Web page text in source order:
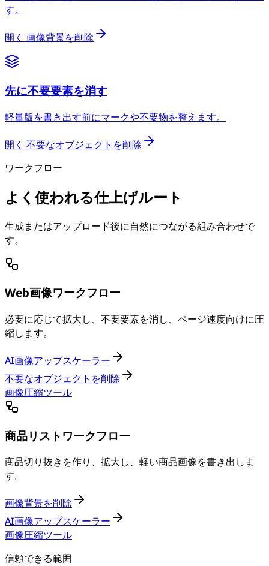
す。
開く 画像背景を削除
先に不要要素を消す
軽量版を書き出す前にマークや不要物を整えます。
開く 不要なオブジェクトを削除
ワークフロー
よく使われる仕上げルート
生成またはアップロード後に自然につながる組み合わせで
す。
Web画像ワークフロー
必要に応じて拡大し、不要要素を消し、ページ速度向けに圧
縮します。
AI画像アップスケーラー
不要なオブジェクトを削除
画像圧縮ツール
商品リストワークフロー
商品切り抜きを作り、拡大し、軽い商品画像を書き出しま
す。
画像背景を削除
AI画像アップスケーラー
画像圧縮ツール
信頼できる範囲